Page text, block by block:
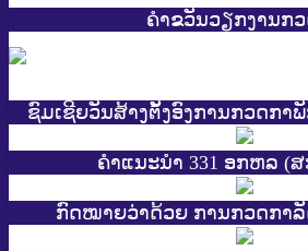
ຄຳຂວັນວຽກງານກ
ຊົມເຊີຍວັນສ້າງຕັ້ງອົງການກວດກາ
ຄຳແນະນຳ 331 ອກຫລ (ສ
ກົດໝາຍວ່າດ້ວຍ ການກວດກາລັ